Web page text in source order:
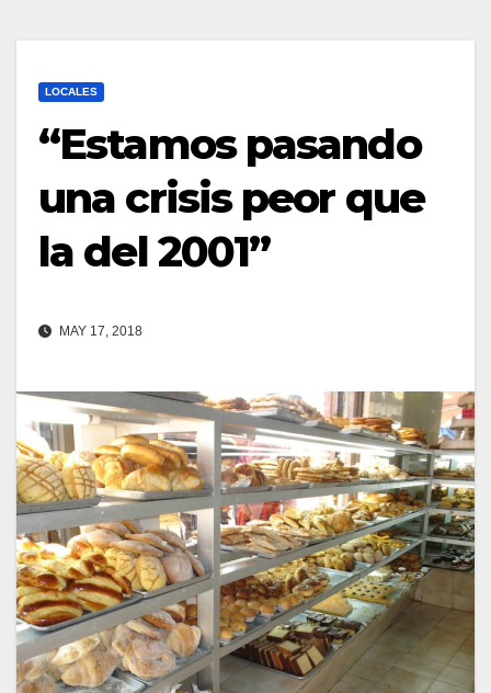
LOCALES
“Estamos pasando
una crisis peor que
la del 2001”
MAY 17, 2018